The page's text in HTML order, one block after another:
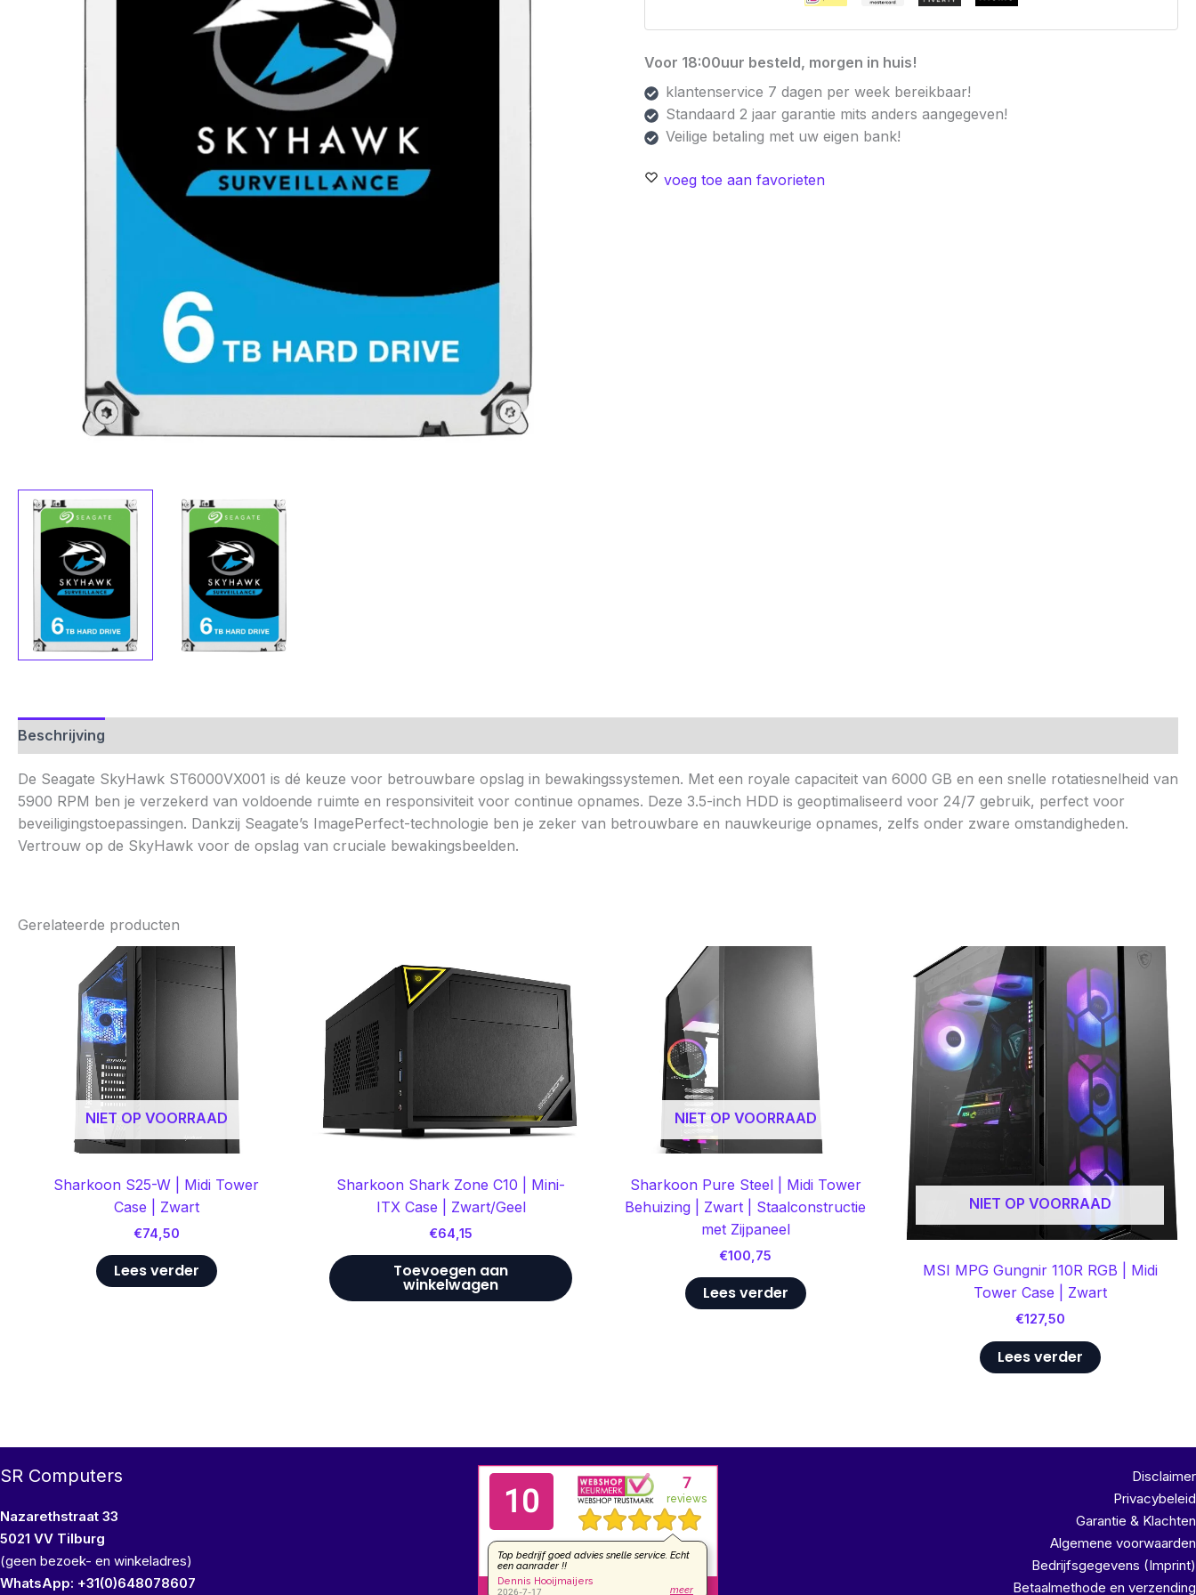
Voor 18:00uur besteld, morgen in huis!
klantenservice 7 dagen per week bereikbaar!
Standaard 2 jaar garantie mits anders aangegeven!
Veilige betaling met uw eigen bank!
voeg toe aan favorieten
Beschrijving
De Seagate SkyHawk ST6000VX001 is dé keuze voor betrouwbare opslag in bewakingssystemen. Met een royale capaciteit van 6000 GB en een snelle rotatiesnelheid van
5900 RPM ben je verzekerd van voldoende ruimte en responsiviteit voor continue opnames. Deze 3.5-inch HDD is geoptimaliseerd voor 24/7 gebruik, perfect voor
beveiligingstoepassingen. Dankzij Seagate’s ImagePerfect-technologie ben je zeker van betrouwbare en nauwkeurige opnames, zelfs onder zware omstandigheden.
Vertrouw op de SkyHawk voor de opslag van cruciale bewakingsbeelden.
Gerelateerde producten
NIET OP VOORRAAD
Sharkoon S25-W | Midi Tower
Case | Zwart
€74,50
Lees verder
Sharkoon Shark Zone C10 | Mini-
ITX Case | Zwart/Geel
€64,15
Toevoegen aan
winkelwagen
NIET OP VOORRAAD
Sharkoon Pure Steel | Midi Tower
Behuizing | Zwart | Staalconstructie
met Zijpaneel
€100,75
Lees verder
NIET OP VOORRAAD
MSI MPG Gungnir 110R RGB | Midi
Tower Case | Zwart
€127,50
Lees verder
SR Computers
Nazarethstraat 33
5021 VV Tilburg
(geen bezoek- en winkeladres)
WhatsApp: +31(0)648078607
Disclaimer
Privacybeleid
Garantie & Klachten
Algemene voorwaarden
Bedrijfsgegevens (Imprint)
Betaalmethode en verzending